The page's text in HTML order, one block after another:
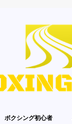
ボクシング初心者